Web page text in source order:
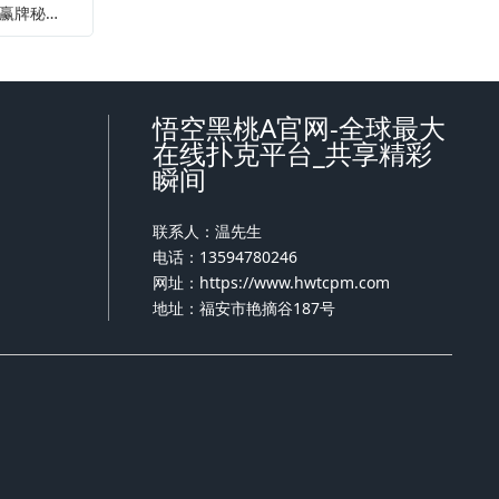
下一篇：扑克解读仪—扑克解读神器：伪原创赢牌秘籍大公开
悟空黑桃A官网-全球最大
在线扑克平台_共享精彩
瞬间
联系人：温先生
电话：13594780246
网址： https://www.hwtcpm.com
地址：福安市艳摘谷187号